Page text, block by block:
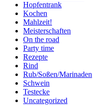
Hopfentrank
Kochen
Mahlzeit!
Meisterschaften
On the road
Party time
Rezepte
Rind
Rub/Soßen/Marinaden
Schwein
Testecke
Uncategorized